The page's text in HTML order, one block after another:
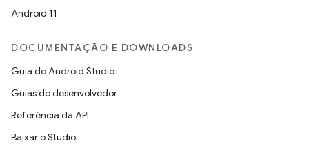
Android 11
DOCUMENTAÇÃO E DOWNLOADS
Guia do Android Studio
Guias do desenvolvedor
Referência da API
Baixar o Studio